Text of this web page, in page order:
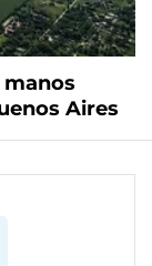
manos
Aires